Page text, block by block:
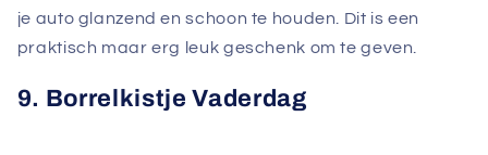
je auto glanzend en schoon te houden. Dit is een
praktisch maar erg leuk geschenk om te geven.
9. Borrelkistje Vaderdag